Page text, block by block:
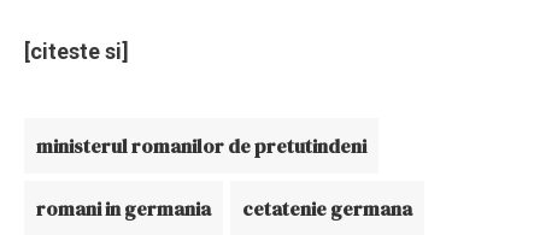
[citeste si]
ministerul romanilor de pretutindeni
romani in germania cetatenie germana